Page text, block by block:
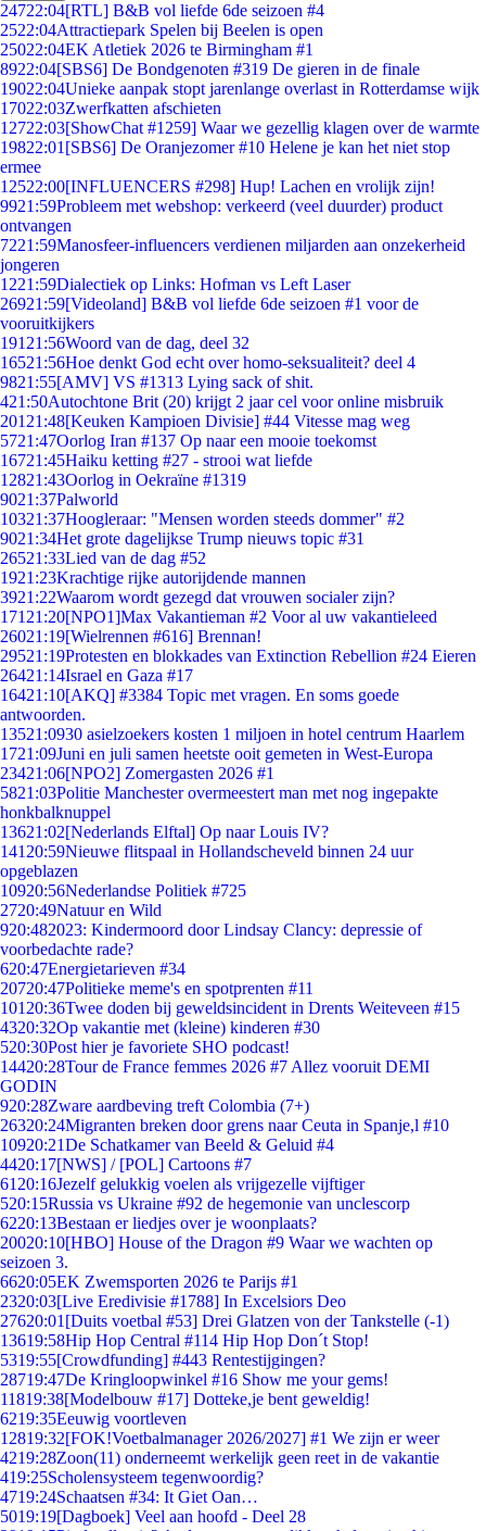
24722:04[RTL] B&B vol liefde 6de seizoen #4
2522:04Attractiepark Spelen bij Beelen is open
25022:04EK Atletiek 2026 te Birmingham #1
8922:04[SBS6] De Bondgenoten #319 De gieren in de finale
19022:04Unieke aanpak stopt jarenlange overlast in Rotterdamse wijk
17022:03Zwerfkatten afschieten
12722:03[ShowChat #1259] Waar we gezellig klagen over de warmte
19822:01 [SBS6] De Oranjezomer #10 Helene je kan het niet stop
ermee
12522:00[INFLUENCERS #298] Hup! Lachen en vrolijk zijn!
9921:59Probleem met webshop: verkeerd (veel duurder) product
ontvangen
7221:59Manosfeer-influencers verdienen miljarden aan onzekerheid
jongeren
1221:59Dialectiek op Links: Hofman vs Left Laser
26921:59[Videoland] B&B vol liefde 6de seizoen #1 voor de
vooruitkijkers
191 21:56Woord van de dag, deel 32
16521:56Hoe denkt God echt over homo-seksualiteit? deel 4
9821:55[AMV] VS #1313 Lying sack of shit.
421:50Autochtone Brit (20) krijgt 2 jaar cel voor online misbruik
201 21:48[Keuken Kampioen Divisie] #44 Vitesse mag weg
5721:47Oorlog Iran #137 Op naar een mooie toekomst
16721:45Haiku ketting #27 - strooi wat liefde
12821:43Oorlog in Oekraïne #1319
9021:37Palworld
10321:37Hoogleraar: "Mensen worden steeds dommer" #2
9021:34Het grote dagelijkse Trump nieuws topic #31
26521:33Lied van de dag #52
1921:23Krachtige rijke autorijdende mannen
3921:22Waarom wordt gezegd dat vrouwen socialer zijn?
171 21:20[NPO1]Max Vakantieman #2 Voor al uw vakantieleed
26021:19[Wielrennen #616] Brennan!
29521:19Protesten en blokkades van Extinction Rebellion #24 Eieren
26421:14Israel en Gaza #17
16421:10[AKQ] #3384 Topic met vragen. En soms goede
antwoorden.
13521:0930 asielzoekers kosten 1 miljoen in hotel centrum Haarlem
1721:09Juni en juli samen heetste ooit gemeten in West-Europa
23421:06[NPO2] Zomergasten 2026 #1
5821:03Politie Manchester overmeestert man met nog ingepakte
honkbalknuppel
13621:02[Nederlands Elftal] Op naar Louis IV?
141 20:59Nieuwe flitspaal in Hollandscheveld binnen 24 uur
opgeblazen
10920:56Nederlandse Politiek #725
2720:49Natuur en Wild
920:482023: Kindermoord door Lindsay Clancy: depressie of
voorbedachte rade?
620:47Energietarieven #34
20720:47Politieke meme's en spotprenten #11
101 20:36Twee doden bij geweldsincident in Drents Weiteveen #15
4320:32Op vakantie met (kleine) kinderen #30
520:30Post hier je favoriete SHO podcast!
14420:28Tour de France femmes 2026 #7 Allez vooruit DEMI
GODIN
920:28Zware aardbeving treft Colombia (7+)
26320:24Migranten breken door grens naar Ceuta in Spanje,l #10
10920:21De Schatkamer van Beeld & Geluid #4
4420:17[NWS] / [POL] Cartoons #7
61 20:16Jezelf gelukkig voelen als vrijgezelle vijftiger
520:15Russia vs Ukraine #92 de hegemonie van unclescorp
6220:13Bestaan er liedjes over je woonplaats?
20020:10[HBO] House of the Dragon #9 Waar we wachten op
seizoen 3.
6620:05EK Zwemsporten 2026 te Parijs #1
2320:03[Live Eredivisie #1788] In Excelsiors Deo
27620:01 [Duits voetbal #53] Drei Glatzen von der Tankstelle (-1)
13619:58Hip Hop Central #114 Hip Hop Don´t Stop!
5319:55[Crowdfunding] #443 Rentestijgingen?
28719:47De Kringloopwinkel #16 Show me your gems!
11819:38[Modelbouw #17] Dotteke,je bent geweldig!
6219:35Eeuwig voortleven
12819:32[FOK!Voetbalmanager 2026/2027] #1 We zijn er weer
4219:28Zoon(11) onderneemt werkelijk geen reet in de vakantie
419:25Scholensysteem tegenwoordig?
4719:24Schaatsen #34: It Giet Oan…
5019:19[Dagboek] Veel aan hoofd - Deel 28